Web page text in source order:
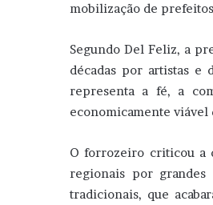
mobilização de
Segundo Del Feliz, a
décadas por artistas e
representa a fé, a
economicamente viável
O forrozeiro criticou a
regionais por grandes
tradicionais, que